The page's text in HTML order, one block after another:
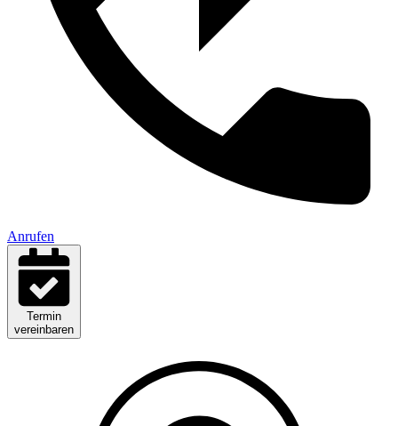
Anrufen
Termin
vereinbaren